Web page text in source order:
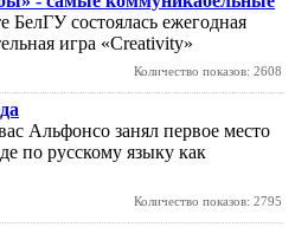
БелГУ состоялась ежегодная
игра «Creativity»
Количество показов: 2608
Альфонсо занял первое место
по русскому языку как
Количество показов: 2795